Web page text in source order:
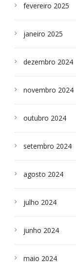
fevereiro 2025
janeiro 2025
dezembro 2024
novembro 2024
outubro 2024
setembro 2024
agosto 2024
julho 2024
junho 2024
maio 2024